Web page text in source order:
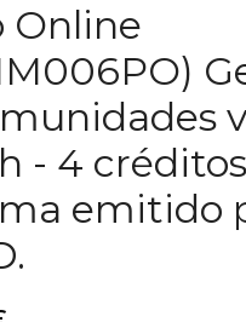
Online
- 4
emitido